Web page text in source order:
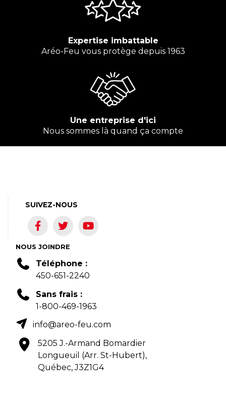
Expertise imbattable
Aréo-Feu vous protège depuis 1963
Une entreprise d'ici
Nous sommes là quand ça compte
NOUS JOINDRE
Téléphone :
450-651-2240
Sans frais :
1-800-469-1963
info@areo-feu.com
5205 J.-Armand Bomardier
Longueuil (Arr. St-Hubert),
Québec, J3Z1G4
SUIVEZ-NOUS